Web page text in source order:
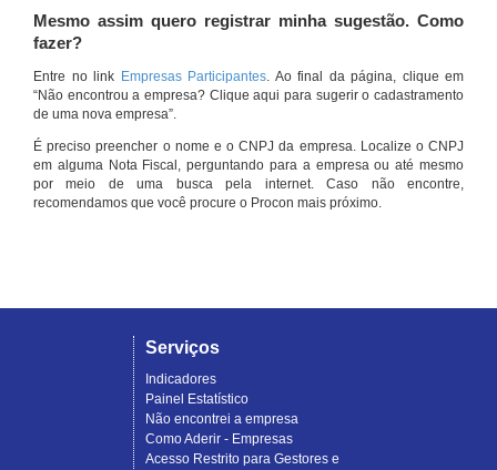
Mesmo assim quero registrar minha sugestão. Como
fazer?
Entre no link Empresas Participantes. Ao final da página, clique em
“Não encontrou a empresa? Clique aqui para sugerir o cadastramento
de uma nova empresa”.
É preciso preencher o nome e o CNPJ da empresa. Localize o CNPJ
em alguma Nota Fiscal, perguntando para a empresa ou até mesmo
por meio de uma busca pela internet. Caso não encontre,
recomendamos que você procure o Procon mais próximo.
Serviços
Indicadores
Painel Estatístico
Não encontrei a empresa
Como Aderir - Empresas
Acesso Restrito para Gestores e